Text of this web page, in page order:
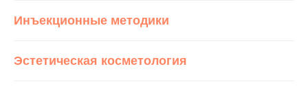
Инъекционные методики
Эстетическая косметология